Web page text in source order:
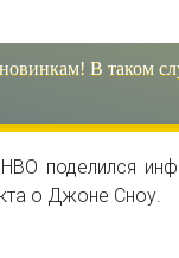
В таком
поделился
о Джоне Сноу.